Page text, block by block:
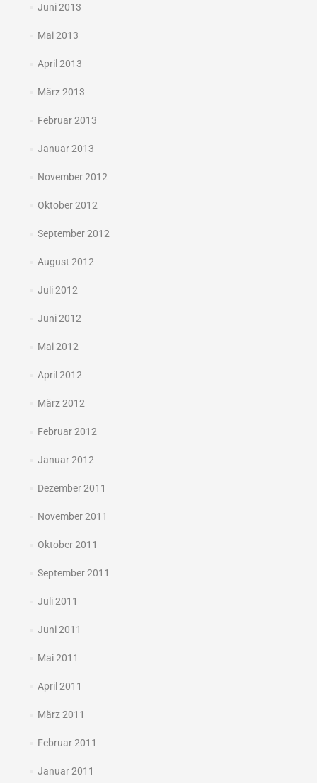
Juni 2013
Mai 2013
April 2013
März 2013
Februar 2013
Januar 2013
November 2012
Oktober 2012
September 2012
August 2012
Juli 2012
Juni 2012
Mai 2012
April 2012
März 2012
Februar 2012
Januar 2012
Dezember 2011
November 2011
Oktober 2011
September 2011
Juli 2011
Juni 2011
Mai 2011
April 2011
März 2011
Februar 2011
Januar 2011